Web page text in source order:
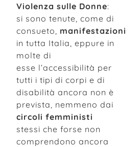
Violenza sulle Donne:
si sono tenute, come di
consueto, manifestazioni
in tutta Italia, eppure in
molte di
esse l’accessibilità per
tutti i tipi di corpi e di
disabilità ancora non è
prevista, nemmeno dai
circoli femministi
stessi che forse non
comprendono ancora